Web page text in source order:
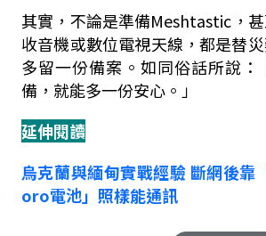
其實，不論是準備Meshtastic，
收音機或數位電視天線，都是替
多留一份備案。如同俗話所說：
備，就能多一份安心。」
延伸閱讀
烏克蘭與緬甸實戰經驗 斷網後靠
oro電池」照樣能通訊